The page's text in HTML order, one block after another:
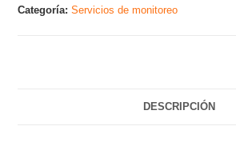
Categoría:Servicios de monitoreo
DESCRIPCIÓN